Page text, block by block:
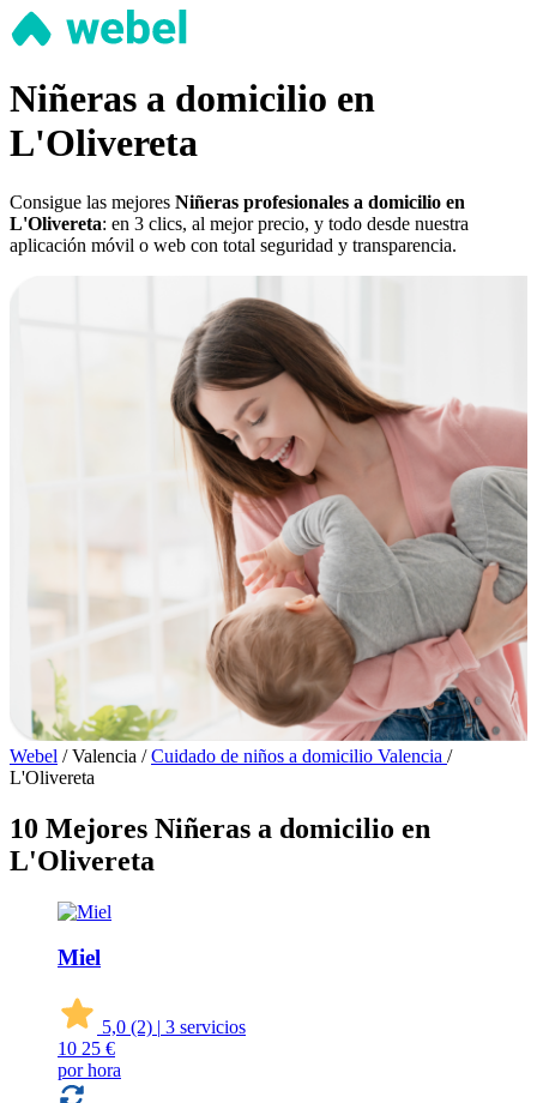
Niñeras a domicilio en
L'Olivereta
Consigue las mejores Niñeras profesionales a domicilio en
L'Olivereta: en 3 clics, al mejor precio, y todo desde nuestra
aplicación móvil o web con total seguridad y transparencia.
Webel / Valencia / Cuidado de niños a domicilio Valencia /
L'Olivereta
10 Mejores Niñeras a domicilio en
L'Olivereta
Miel
5,0 (2) | 3 servicios
10 25 €
por hora